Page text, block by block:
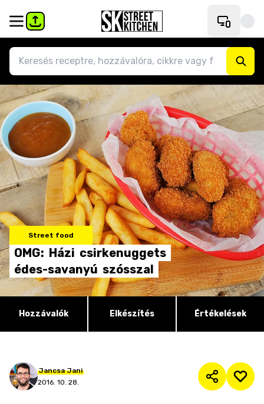
Street food
OMG: Házi csirkenuggets
édes-savanyú szósszal
Hozzávalók Elkészítés Értékelések
Jancsa Jani
2016. 10. 28.